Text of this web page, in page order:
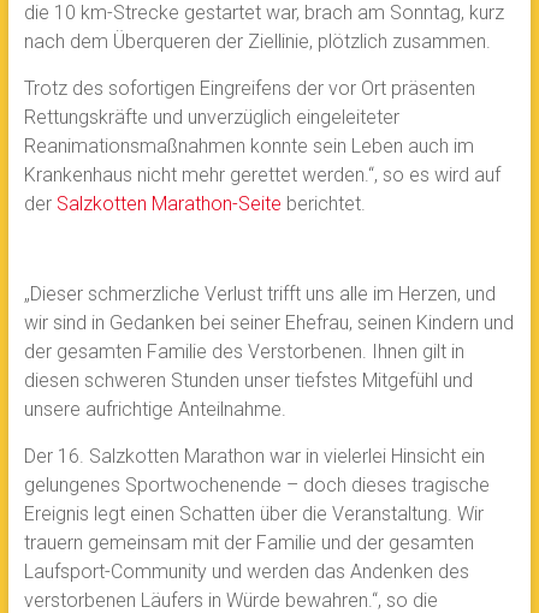
die 10 km-Strecke gestartet war, brach am Sonntag, kurz
nach dem Überqueren der Ziellinie, plötzlich zusammen.
Trotz des sofortigen Eingreifens der vor Ort präsenten
Rettungskräfte und unverzüglich eingeleiteter
Reanimationsmaßnahmen konnte sein Leben auch im
Krankenhaus nicht mehr gerettet werden.“, so es wird auf
der Salzkotten Marathon-Seite berichtet.
„Dieser schmerzliche Verlust trifft uns alle im Herzen, und
wir sind in Gedanken bei seiner Ehefrau, seinen Kindern und
der gesamten Familie des Verstorbenen. Ihnen gilt in
diesen schweren Stunden unser tiefstes Mitgefühl und
unsere aufrichtige Anteilnahme.
Der 16. Salzkotten Marathon war in vielerlei Hinsicht ein
gelungenes Sportwochenende – doch dieses tragische
Ereignis legt einen Schatten über die Veranstaltung. Wir
trauern gemeinsam mit der Familie und der gesamten
Laufsport-Community und werden das Andenken des
verstorbenen Läufers in Würde bewahren.“, so die